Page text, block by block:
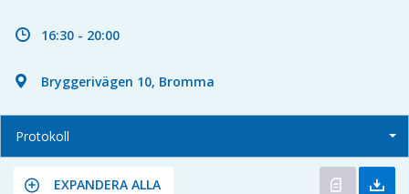
16:30 - 20:00
Bryggerivägen 10, Bromma
Protokoll
EXPANDERA ALLA